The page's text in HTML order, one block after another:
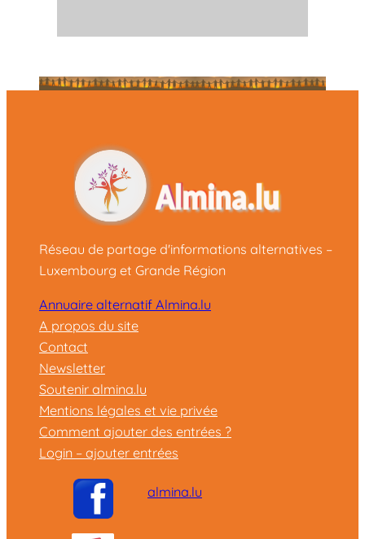
Réseau de partage d'informations alternatives –
Luxembourg et Grande Région
Annuaire alternatif Almina.lu
A propos du site
Contact
Newsletter
Soutenir almina.lu
Mentions légales et vie privée
Comment ajouter des entrées ?
Login – ajouter entrées
almina.lu